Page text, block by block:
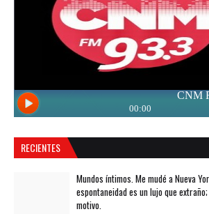
RECIENTES
Mundos íntimos. Me mudé a Nueva
espontaneidad es un lujo que
motivo.